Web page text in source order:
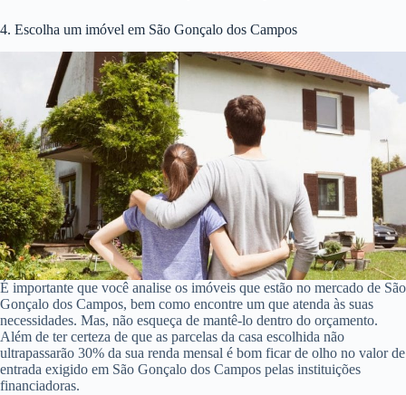
4. Escolha um imóvel em São Gonçalo dos Campos
É importante que você analise os imóveis que estão no mercado de São
Gonçalo dos Campos, bem como encontre um que atenda às suas
necessidades. Mas, não esqueça de mantê-lo dentro do orçamento.
Além de ter certeza de que as parcelas da casa escolhida não
ultrapassarão 30% da sua renda mensal é bom ficar de olho no valor de
entrada exigido em São Gonçalo dos Campos pelas instituições
financiadoras.